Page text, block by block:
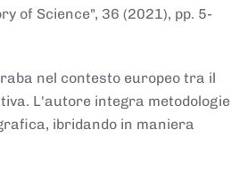
of Science", 36 (2021), pp. 5-
nel contesto europeo tra il
L'autore integra metodologie
ibridando in maniera